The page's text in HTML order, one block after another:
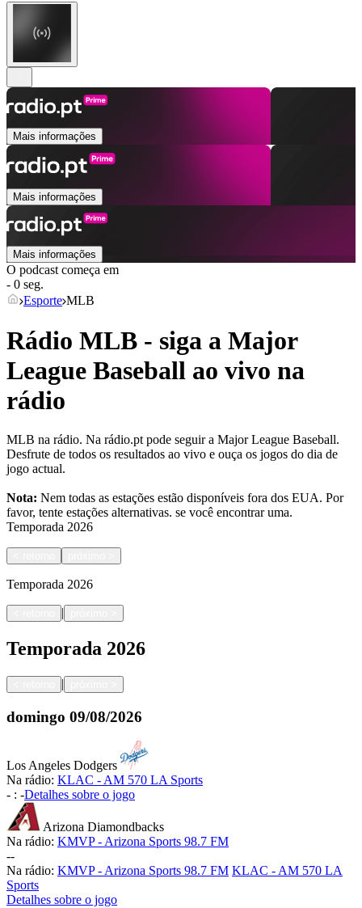
Mais informações
Mais informações
Mais informações
O podcast começa em
- 0 seg.
Esporte MLB
Rádio MLB - siga a Major
League Baseball ao vivo na
rádio
MLB na rádio. Na rádio.pt pode seguir a Major League Baseball.
Desfrute de todos os resultados ao vivo e ouça os jogos do dia de
jogo actual.
Nota: Nem todas as estações estão disponíveis fora dos EUA. Por
favor, tente estações alternativas. se você encontrar uma.
Temporada 2026
Temporada 2026
|
Temporada 2026
|
domingo 09/08/2026
Los Angeles Dodgers
Na rádio: KLAC - AM 570 LA Sports
- : -Detalhes sobre o jogo
Arizona Diamondbacks
Na rádio: KMVP - Arizona Sports 98.7 FM
--
Na rádio: KMVP - Arizona Sports 98.7 FM KLAC - AM 570 LA
Sports
Detalhes sobre o jogo